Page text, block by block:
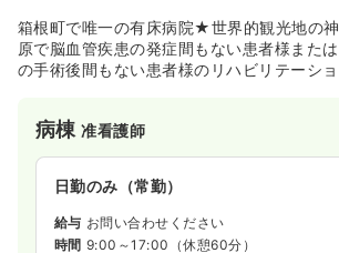
箱根町で唯一の有床病院★世界的観光地の
原で脳血管疾患の発症間もない患者様また
の手術後間もない患者様のリハビリテーシ
病棟准看護師
日勤のみ（常勤）
給与 お問い合わせください
時間 9:00～17:00 （休憩60分）